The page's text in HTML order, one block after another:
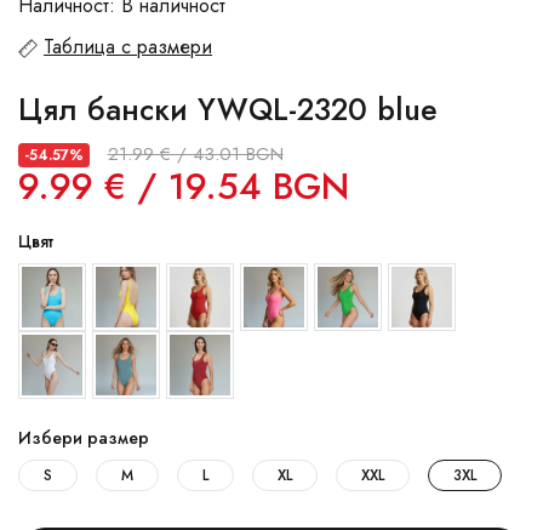
Таблица с размери
Цял бански YWQL-2320 blue
-54.57% 21.99 € / 43.01 BGN
9.99 € / 19.54 BGN
Цвят
Избери размер
S M L XL XXL 3XL